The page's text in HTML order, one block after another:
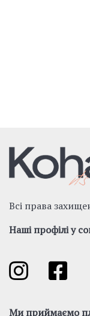
Всі права
Наші профілі у
Ми приймаємо